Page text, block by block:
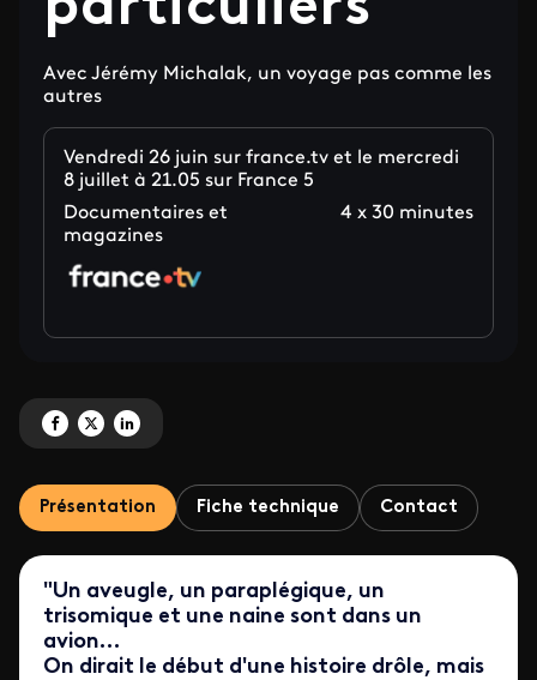
Avec Jérémy Michalak, un voyage pas comme les
autres
Vendredi 26 juin sur france.tv et le mercredi
8 juillet à 21.05 sur France 5
Documentaires et
magazines
4 x 30 minutes
Partagez 'Partenaires particuliers' sur Facebook
Partagez 'Partenaires particuliers' sur X
Partagez 'Partenaires particuliers' sur LinkedIn
Présentation Fiche technique Contact
"Un aveugle, un paraplégique, un
trisomique et une naine sont dans un
avion…
On dirait le début d'une histoire drôle, mais